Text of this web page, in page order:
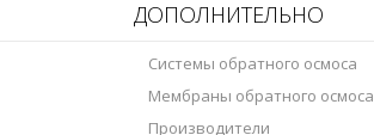
ДОПОЛНИТЕЛЬНО
Системы обратного осмоса
Мембраны обратного осмоса
Производители